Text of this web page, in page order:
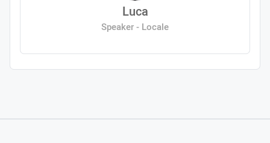
Luca
Speaker - Locale